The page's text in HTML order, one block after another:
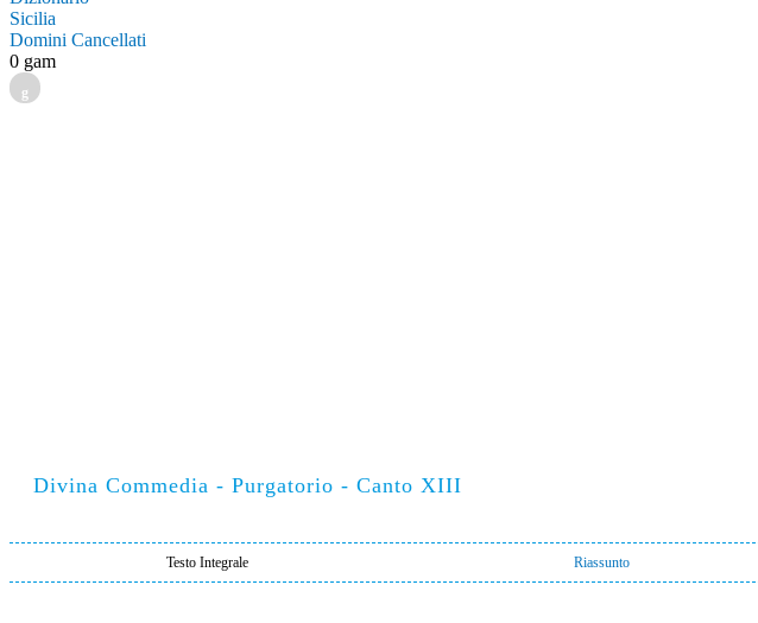
Sicilia
Domini Cancellati
0 gam
g
Divina Commedia - Purgatorio - Canto XIII
Testo Integrale Riassunto